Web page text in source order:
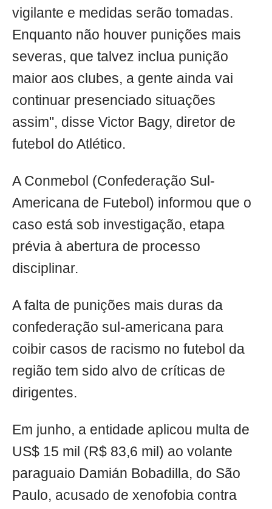
vigilante e medidas serão tomadas.
Enquanto não houver punições mais
severas, que talvez inclua punição
maior aos clubes, a gente ainda vai
continuar presenciado situações
assim", disse Victor Bagy, diretor de
futebol do Atlético.
A Conmebol (Confederação Sul-
Americana de Futebol) informou que o
caso está sob investigação, etapa
prévia à abertura de processo
disciplinar.
A falta de punições mais duras da
confederação sul-americana para
coibir casos de racismo no futebol da
região tem sido alvo de críticas de
dirigentes.
Em junho, a entidade aplicou multa de
US$ 15 mil (R$ 83,6 mil) ao volante
paraguaio Damián Bobadilla, do São
Paulo, acusado de xenofobia contra